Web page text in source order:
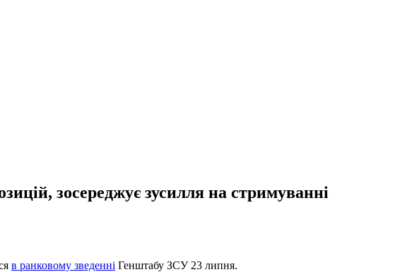
зосереджує зусилля на стримуванні
в ранковому зведенні Генштабу ЗСУ 23 липня.